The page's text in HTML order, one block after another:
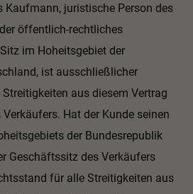
Kaufmann, juristische Person des
öffentlich-rechtliches
im Hoheitsgebiet der
ist ausschließlicher
aus diesem Vertrag
Hat der Kunde seinen
der Bundesrepublik
Geschäftssitz des Verkäufers
für alle Streitigkeiten aus